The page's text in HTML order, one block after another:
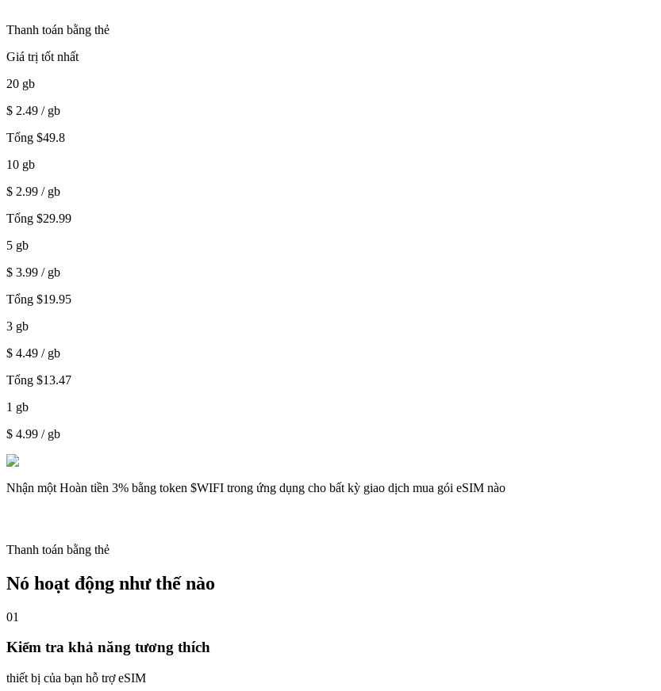
Thanh toán bằng thẻ
Giá trị tốt nhất
20 gb
$ 2.49 / gb
Tổng $49.8
10 gb
$ 2.99 / gb
Tổng $29.99
5 gb
$ 3.99 / gb
Tổng $19.95
3 gb
$ 4.49 / gb
Tổng $13.47
1 gb
$ 4.99 / gb
Nhận một Hoàn tiền 3% bằng token $WIFI trong ứng dụng cho bất kỳ giao dịch mua gói eSIM nào
Thanh toán bằng thẻ
Nó hoạt động như thế nào
01
Kiểm tra khả năng tương thích
thiết bị của bạn hỗ trợ eSIM